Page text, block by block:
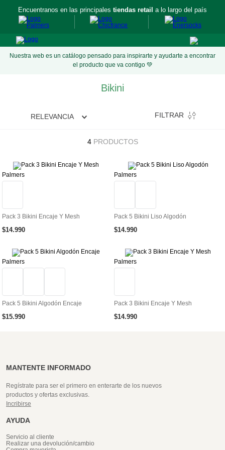
Encuentranos en las principales tiendas retail a lo largo del país
Nuestra web es un catálogo pensado para inspirarte y ayudarte a encontrar
el producto que va contigo 💚
Bikini
RELEVANCIA FILTRAR
4 PRODUCTOS
Palmers
Pack 3 Bikini Encaje Y Mesh
$14.990
Palmers
Pack 5 Bikini Liso Algodón
$14.990
Palmers
Pack 5 Bikini Algodón Encaje
$15.990
Palmers
Pack 3 Bikini Encaje Y Mesh
$14.990
MANTENTE INFORMADO
Regístrate para ser el primero en enterarte de los nuevos
productos y ofertas exclusivas.
Incribirse
AYUDA
Servicio al cliente
Realizar una devolución/cambio